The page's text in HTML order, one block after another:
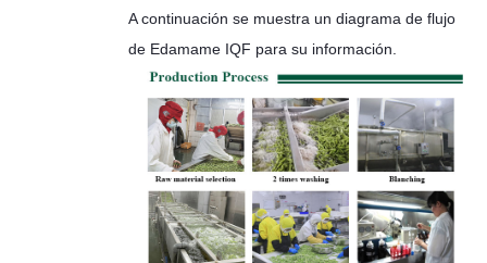
A continuación se muestra un diagrama de flujo
de Edamame IQF para su información.